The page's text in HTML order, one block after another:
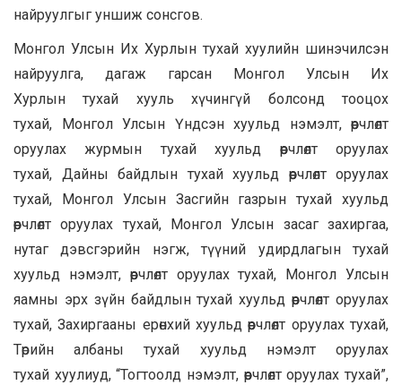
найруулгыг уншиж сонсгов.
Монгол Улсын Их Хурлын тухай хуулийн шинэчилсэн
найруулга, дагаж гарсан Монгол Улсын Их
Хурлын тухай хууль хүчингүй болсонд тооцох
тухай, Монгол Улсын Үндсэн хуульд нэмэлт, өөрчлөлт
оруулах журмын тухай хуульд өөрчлөлт оруулах
тухай, Дайны байдлын тухай хуульд өөрчлөлт оруулах
тухай, Монгол Улсын Засгийн газрын тухай хуульд
өөрчлөлт оруулах тухай, Монгол Улсын засаг захиргаа,
нутаг дэвсгэрийн нэгж, түүний удирдлагын тухай
хуульд нэмэлт, өөрчлөлт оруулах тухай, Монгол Улсын
яамны эрх зүйн байдлын тухай хуульд өөрчлөлт оруулах
тухай, Захиргааны ерөнхий хуульд өөрчлөлт оруулах тухай,
Төрийн албаны тухай хуульд нэмэлт оруулах
тухай хуулиуд, “Тогтоолд нэмэлт, өөрчлөлт оруулах тухай”,